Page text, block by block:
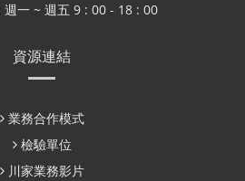
週一 ~ 週五 9 : 00 - 18 : 00
資源連結
業務合作模式
檢驗單位
川家業務影片